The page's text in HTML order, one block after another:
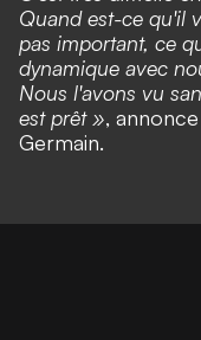
Quand est-ce qu'il
pas important, ce
dynamique avec
Nous l'avons vu
est prêt »,
Germain.